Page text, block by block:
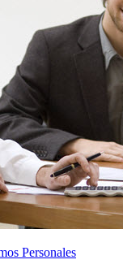
Personales